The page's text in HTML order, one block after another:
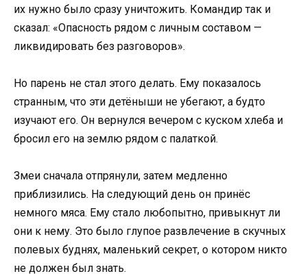
их нужно было сразу уничтожить. Командир так и
сказал: «Опасность рядом с личным составом —
ликвидировать без разговоров».
Но парень не стал этого делать. Ему показалось
странным, что эти детёныши не убегают, а будто
изучают его. Он вернулся вечером с куском хлеба и
бросил его на землю рядом с палаткой.
Змеи сначала отпрянули, затем медленно
приблизились. На следующий день он принёс
немного мяса. Ему стало любопытно, привыкнут ли
они к нему. Это было глупое развлечение в скучных
полевых буднях, маленький секрет, о котором никто
не должен был знать.